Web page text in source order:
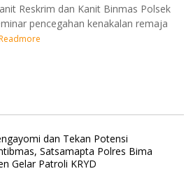
Reskrim dan Kanit Binmas Polsek
pencegahan kenakalan remaja
dan Tekan Potensi
Satsamapta Polres Bima
Gelar Patroli KRYD